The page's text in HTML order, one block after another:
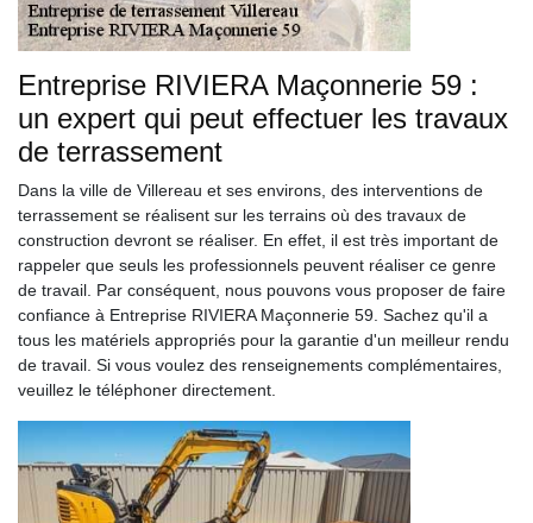
Entreprise RIVIERA Maçonnerie 59 :
un expert qui peut effectuer les travaux
de terrassement
Dans la ville de Villereau et ses environs, des interventions de
terrassement se réalisent sur les terrains où des travaux de
construction devront se réaliser. En effet, il est très important de
rappeler que seuls les professionnels peuvent réaliser ce genre
de travail. Par conséquent, nous pouvons vous proposer de faire
confiance à Entreprise RIVIERA Maçonnerie 59. Sachez qu'il a
tous les matériels appropriés pour la garantie d'un meilleur rendu
de travail. Si vous voulez des renseignements complémentaires,
veuillez le téléphoner directement.